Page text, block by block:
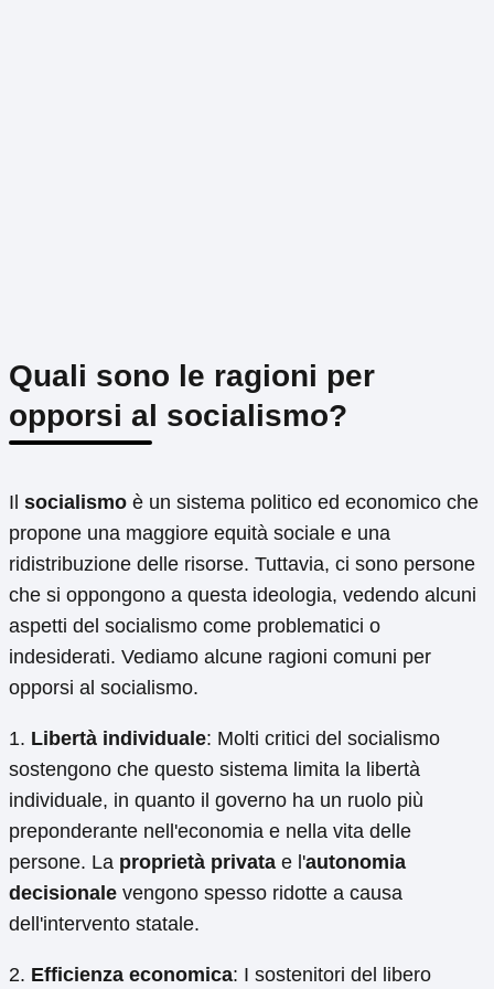
Quali sono le ragioni per
opporsi al socialismo?
Il socialismo è un sistema politico ed economico che
propone una maggiore equità sociale e una
ridistribuzione delle risorse. Tuttavia, ci sono persone
che si oppongono a questa ideologia, vedendo alcuni
aspetti del socialismo come problematici o
indesiderati. Vediamo alcune ragioni comuni per
opporsi al socialismo.
1. Libertà individuale: Molti critici del socialismo
sostengono che questo sistema limita la libertà
individuale, in quanto il governo ha un ruolo più
preponderante nell'economia e nella vita delle
persone. La proprietà privata e l'autonomia
decisionale vengono spesso ridotte a causa
dell'intervento statale.
2. Efficienza economica: I sostenitori del libero